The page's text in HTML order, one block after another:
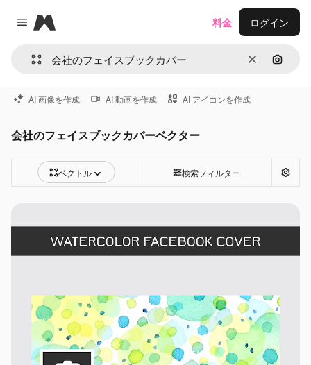
Close menu
Magnific
消去 画像で
料金 ログイン
AI 画像を作成 AI 動画を作成 AI アイコンを作成
会社のフェイスブックカバーベクター
ベクトル 検索フィルター